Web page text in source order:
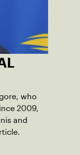
who
2009,
and